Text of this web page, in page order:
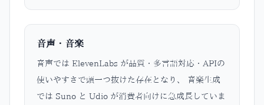
音声・音楽
音声では ElevenLabs が品質・多言語対応・APIの
使いやすさで頭一つ抜けた存在となり、 音楽生成
では Suno と Udio が消費者向けに急成長していま